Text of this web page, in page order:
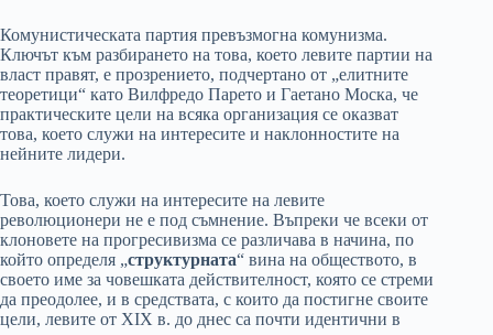
Комунистическата партия превъзмогна комунизма.
Ключът към разбирането на това, което левите партии на
власт правят, е прозрението, подчертано от „елитните
теоретици“ като Вилфредо Парето и Гаетано Моска, че
практическите цели на всяка организация се оказват
това, което служи на интересите и наклонностите на
нейните лидери.
Това, което служи на интересите на левите
революционери не е под съмнение. Въпреки че всеки от
клоновете на прогресивизма се различава в начина, по
който определя „структурната“ вина на обществото, в
своето име за човешката действителност, която се стреми
да преодолее, и в средствата, с които да постигне своите
цели, левите от ХIХ в. до днес са почти идентични в